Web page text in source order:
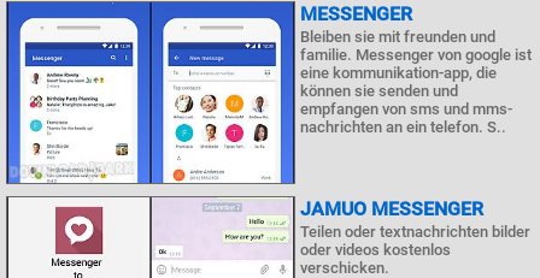
MESSENGER
Bleiben sie mit freunden und
familie. Messenger von google ist
eine kommunikation-app, die
können sie senden und
empfangen von sms und mms-
nachrichten an ein telefon. S..
JAMUO MESSENGER
Teilen oder textnachrichten bilder
oder videos kostenlos
verschicken.